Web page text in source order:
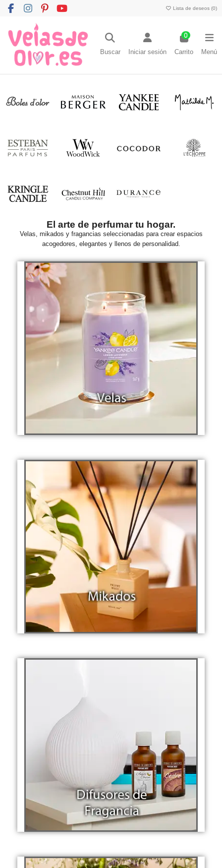
Lista de deseos (0)
Buscar Iniciar sesión
0
Carrito Menú
El arte de perfumar tu hogar.
Velas, mikados y fragancias seleccionadas para crear espacios
acogedores, elegantes y llenos de personalidad.